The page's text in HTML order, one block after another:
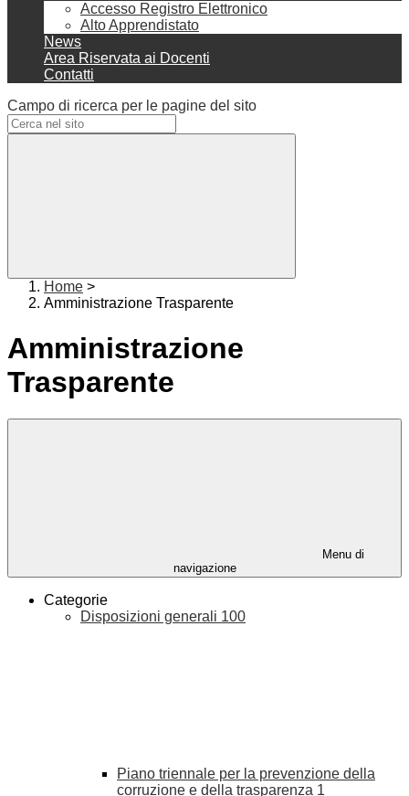
Accesso Registro Elettronico
Alto Apprendistato
News
Area Riservata ai Docenti
Contatti
Campo di ricerca per le pagine del sito
Home >
Amministrazione Trasparente
Amministrazione
Trasparente
Menu di
navigazione
Categorie
Disposizioni generali 100
Piano triennale per la prevenzione della
corruzione e della trasparenza 1